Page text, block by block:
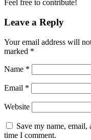
Feel free to contribute!
Leave a Reply
Your email address will
marked *
Name *
Email *
Website
Save my name,
time I comment.